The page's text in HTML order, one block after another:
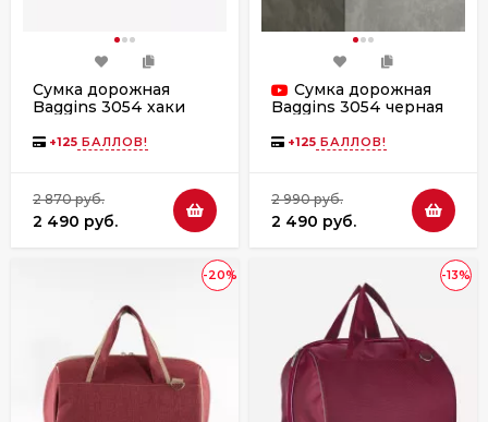
Сумка дорожная
Baggins 3054 хаки
+125 БАЛЛОВ!
2 870 руб.
2 490 руб.
Сумка дорожная
Baggins 3054 черная
+125 БАЛЛОВ!
2 990 руб.
2 490 руб.
-20% -13%